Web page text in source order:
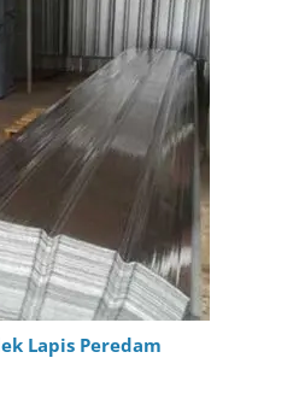
Lapis Peredam